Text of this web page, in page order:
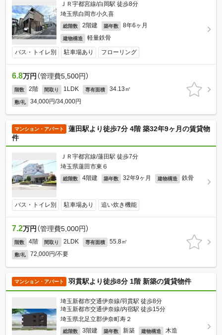
ＪＲ宇都宮線/白岡駅 徒歩8分
埼玉県白岡市小久喜
総階数 2階建 築年数 8年6ヶ月
建物構造 軽量鉄骨
バス・トイレ別 駐車場あり フローリング
6.8万円 （管理費5,500円）
階数 2階 間取り 1LDK 専有面積 34.13㎡
敷/礼 34,000円/34,000円
マンション・アパート
蓮田駅より徒歩7分 4階 築32年9ヶ月の賃貸物
件
ＪＲ宇都宮線/蓮田駅 徒歩7分
埼玉県蓮田市東６
総階数 4階建 築年数 32年9ヶ月 建物構造 鉄骨
バス・トイレ別 駐車場あり 追い炊き機能
7.2万円 （管理費5,000円）
階数 4階 間取り 2LDK 専有面積 55.8㎡
敷/礼 72,000円/不要
マンション・アパート 羽貫駅より徒歩8分 1階 新築の賃貸物件
埼玉新都市交通伊奈線/羽貫駅 徒歩8分
埼玉新都市交通伊奈線/内宿駅 徒歩15分
埼玉県北足立郡伊奈町寿２
総階数 3階建 築年数 新築 建物構造 木造